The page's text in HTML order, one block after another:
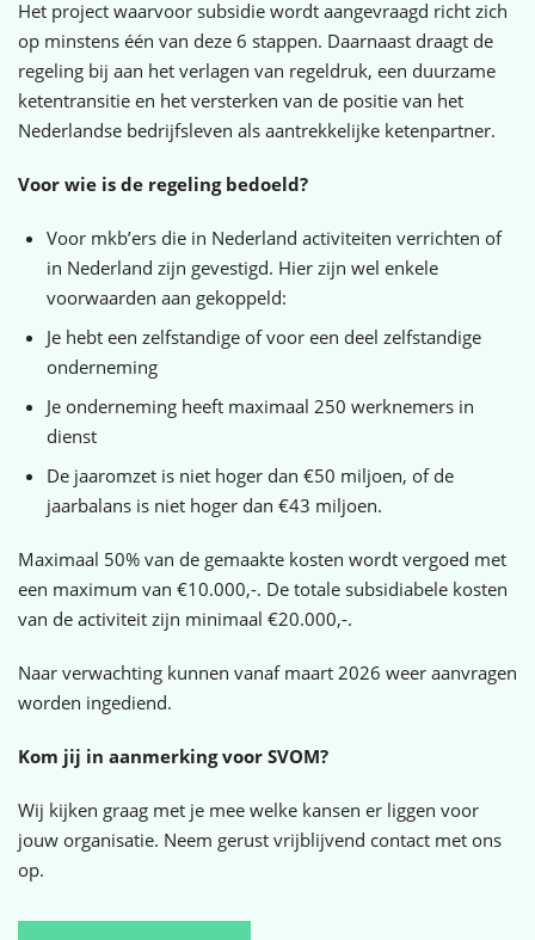
Het project waarvoor subsidie wordt aangevraagd richt zich
op minstens één van deze 6 stappen. Daarnaast draagt de
regeling bij aan het verlagen van regeldruk, een duurzame
ketentransitie en het versterken van de positie van het
Nederlandse bedrijfsleven als aantrekkelijke ketenpartner.
Voor wie is de regeling bedoeld?
Voor mkb’ers die in Nederland activiteiten verrichten of
in Nederland zijn gevestigd. Hier zijn wel enkele
voorwaarden aan gekoppeld:
Je hebt een zelfstandige of voor een deel zelfstandige
onderneming
Je onderneming heeft maximaal 250 werknemers in
dienst
De jaaromzet is niet hoger dan €50 miljoen, of de
jaarbalans is niet hoger dan €43 miljoen.
Maximaal 50% van de gemaakte kosten wordt vergoed met
een maximum van €10.000,-. De totale subsidiabele kosten
van de activiteit zijn minimaal €20.000,-.
Naar verwachting kunnen vanaf maart 2026 weer aanvragen
worden ingediend.
Kom jij in aanmerking voor SVOM?
Wij kijken graag met je mee welke kansen er liggen voor
jouw organisatie. Neem gerust vrijblijvend contact met ons
op.